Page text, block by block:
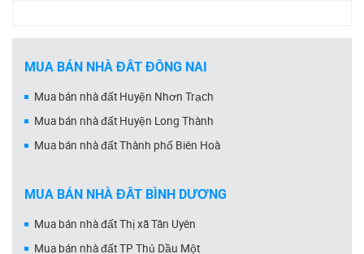
MUA BÁN NHÀ ĐẤT ĐỒNG NAI
Mua bán nhà đất Huyện Nhơn Trạch
Mua bán nhà đất Huyện Long Thành
Mua bán nhà đất Thành phố Biên Hoà
MUA BÁN NHÀ ĐẤT BÌNH DƯƠNG
Mua bán nhà đất Thị xã Tân Uyên
Mua bán nhà đất TP Thủ Dầu Một